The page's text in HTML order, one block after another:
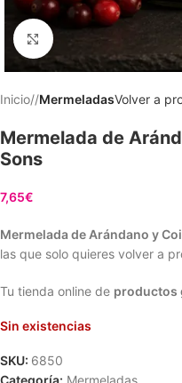
Clic para ampliar
Inicio/ MermeladasVolver a
Mermelada de
Sons
7,65€
Mermelada de Arándano y
las que solo quieres volver a
Tu tienda online de productos
Sin existencias
SKU: 6850
Categoría: Mermeladas